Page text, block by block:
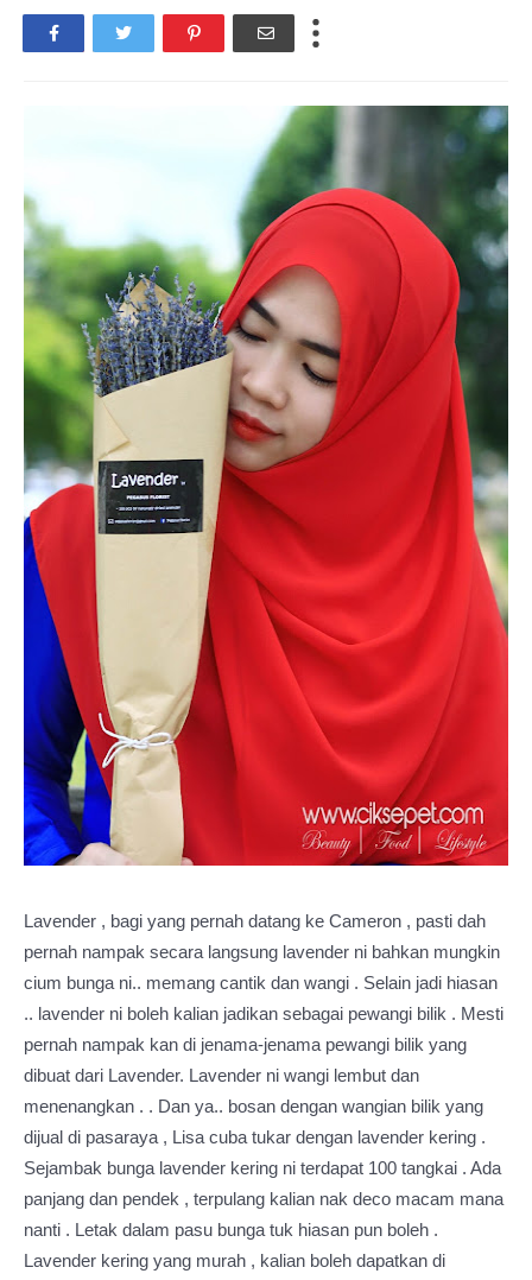
Lavender , bagi yang pernah datang ke Cameron , pasti dah
pernah nampak secara langsung lavender ni bahkan mungkin
cium bunga ni.. memang cantik dan wangi . Selain jadi hiasan
.. lavender ni boleh kalian jadikan sebagai pewangi bilik . Mesti
pernah nampak kan di jenama-jenama pewangi bilik yang
dibuat dari Lavender. Lavender ni wangi lembut dan
menenangkan . . Dan ya.. bosan dengan wangian bilik yang
dijual di pasaraya , Lisa cuba tukar dengan lavender kering .
Sejambak bunga lavender kering ni terdapat 100 tangkai . Ada
panjang dan pendek , terpulang kalian nak deco macam mana
nanti . Letak dalam pasu bunga tuk hiasan pun boleh .
Lavender kering yang murah , kalian boleh dapatkan di